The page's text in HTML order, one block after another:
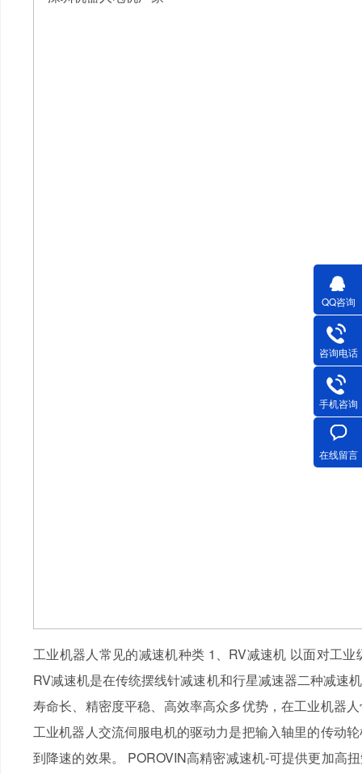
工业机器人常见的减速机种类 1、RV减速机 以面对工业
RV减速机是在传统摆线针减速机和行星减速器二种减速
寿命长、精密度平稳、高效率高众多优势，在工业机器
工业机器人交流伺服电机的驱动力是把输入轴里的传动
到降速的效果。 POROVIN高精密减速机-可提供更加高
QQ咨询
咨询电话
手机咨询
在线留言